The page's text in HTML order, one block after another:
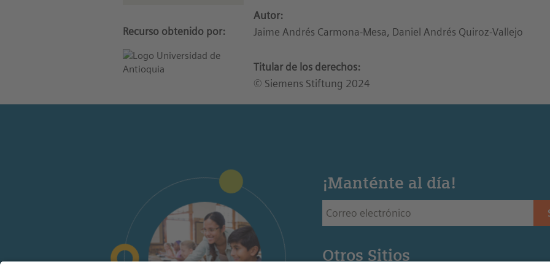
Recurso obtenido por:
Autor:
Jaime Andrés Carmona-Mesa, Daniel Andrés Quiroz-Vallejo
Titular de los derechos:
© Siemens Stiftung 2024
¡Manténte al día!
Otros Sitios